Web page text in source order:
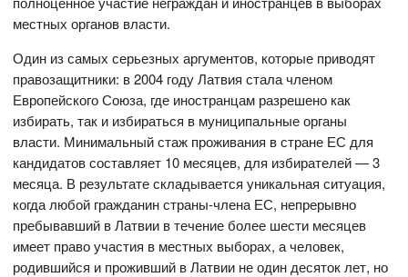
местных органов власти.
Один из самых серьезных аргументов, которые приводят
правозащитники: в 2004 году Латвия стала членом
Европейского Союза, где иностранцам разрешено как
избирать, так и избираться в муниципальные органы
власти. Минимальный стаж проживания в стране ЕС для
кандидатов составляет 10 месяцев, для избирателей — 3
месяца. В результате складывается уникальная ситуация,
когда любой гражданин страны-члена ЕС, непрерывно
пребывавший в Латвии в течение более шести месяцев
имеет право участия в местных выборах, а человек,
родившийся и проживший в Латвии не один десяток лет, но